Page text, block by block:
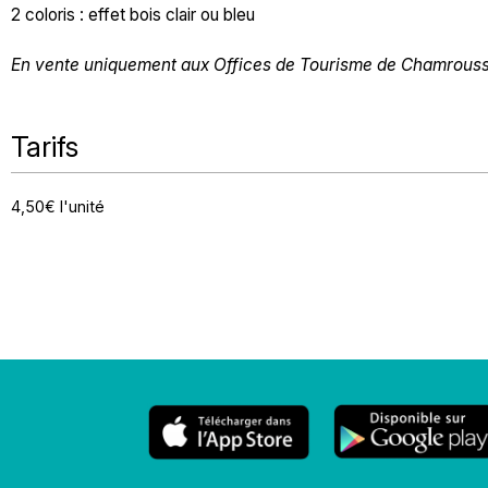
2 coloris : effet bois clair ou bleu
En vente uniquement aux Offices de Tourisme de
Tarifs
4,50€ l'unité